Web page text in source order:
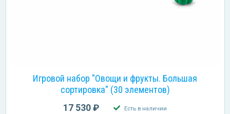
Игровой набор "Овощи и фрукты. Большая
сортировка" (30 элементов)
17 530 ₽ Есть в наличии